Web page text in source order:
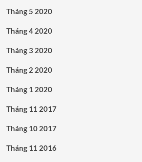
Tháng 5 2020
Tháng 4 2020
Tháng 3 2020
Tháng 2 2020
Tháng 1 2020
Tháng 11 2017
Tháng 10 2017
Tháng 11 2016